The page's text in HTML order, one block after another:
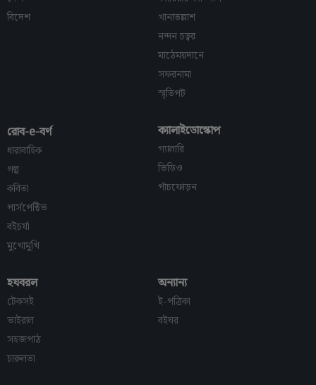
বিদেশ
খানাতল্লাশ
নন্দন চত্বর
মাঠেময়দানে
সফরনামা
স্মৃতিপট
রোব-e-বর্ণ
ধারাবাহিক
গল্প
কবিতা
পার্সপেক্টিভ
বইচর্যা
মুখোমুখি
ক্যালাইডোস্কোপ
গ্যালারি
ভিডিও
পাঁচফোড়ন
হযবরল
টেকসই
ভাইরাল
সহজপাঠ
চারুলতা
অন্যান্য
ই-পত্রিকা
বইঘর